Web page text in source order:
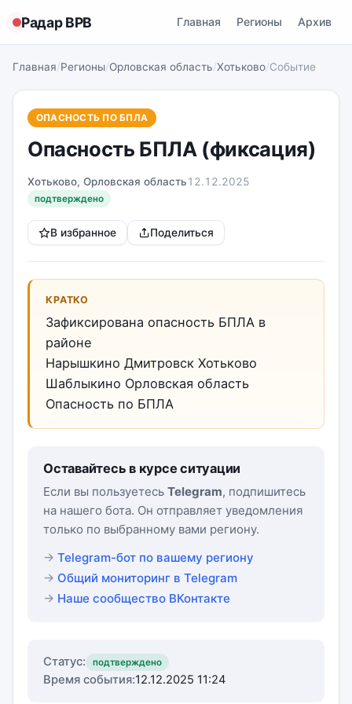
Радар ВРВ Главная Регионы Архив
Главная/Регионы/Орловская область/Хотьково/Событие
ОПАСНОСТЬ ПО БПЛА
Опасность БПЛА (фиксация)
Хотьково, Орловская область12.12.2025
подтверждено
В избранное Поделиться
КРАТКО
Зафиксирована опасность БПЛА в
районе
Нарышкино Дмитровск Хотьково
Шаблыкино Орловская область
Опасность по БПЛА
Оставайтесь в курсе ситуации
Если вы пользуетесь Telegram, подпишитесь
на нашего бота. Он отправляет уведомления
только по выбранному вами региону.
Telegram-бот по вашему региону
Общий мониторинг в Telegram
Наше сообщество ВКонтакте
Статус: подтверждено
Время события:12.12.2025 11:24